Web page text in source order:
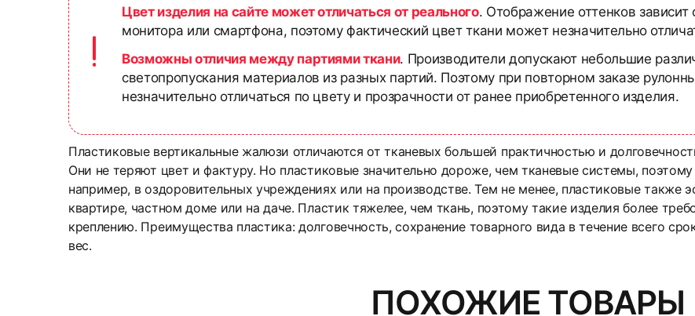
Цвет изделия на сайте может отличаться от реального. Отображение оттенков зависит
монитора или смартфона, поэтому фактический цвет ткани может незначительно
Возможны отличия между партиями ткани. Производители допускают небольшие
светопропускания материалов из разных партий. Поэтому при повторном заказе
незначительно отличаться по цвету и прозрачности от ранее приобретенного изделия.
Пластиковые вертикальные жалюзи отличаются от тканевых большей практичностью и
Они не теряют цвет и фактуру. Но пластиковые значительно дороже, чем тканевые системы,
например, в оздоровительных учреждениях или на производстве. Тем не менее, пластиковые также
квартире, частном доме или на даче. Пластик тяжелее, чем ткань, поэтому такие изделия более
креплению. Преимущества пластика: долговечность, сохранение товарного вида в течение всего
вес.
Пластик
В нашем интернет-магазине предлагается три способа крепления вертикальных жалюзи на
Стоимость доставки — от 0 руб. и зависит от объема, веса и габаритов заказа. Точную стоимость
Исключение по сроку гарантии распространяется не несколько видов товаров: антимоскитные
ПОХОЖИЕ ТОВАРЫ